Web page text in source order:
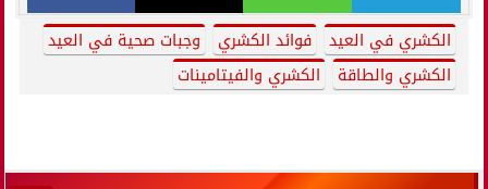
الكشري في العيد فوائد الكشري
وجبات صحية في العيد
الكشري والطاقة
الكشري والفيتامينات